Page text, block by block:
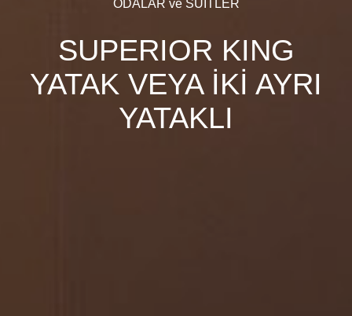
ODALAR ve SUİTLER
SUPERIOR KING
YATAK VEYA İKİ AYRI
YATAKLI